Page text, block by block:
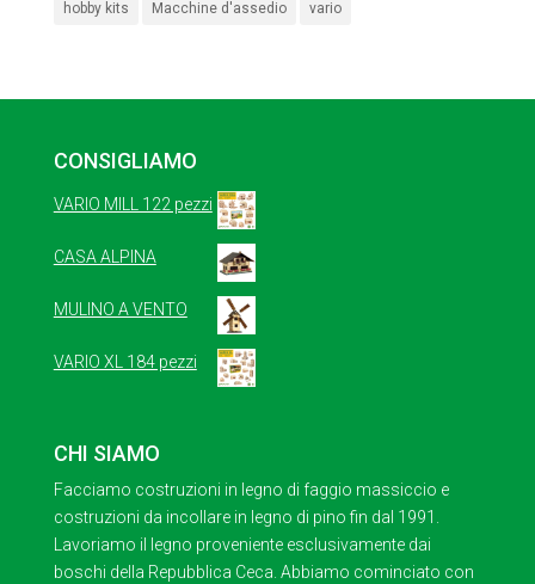
hobby kits Macchine d'assedio vario
CONSIGLIAMO
VARIO MILL 122 pezzi
CASA ALPINA
MULINO A VENTO
VARIO XL 184 pezzi
CHI SIAMO
Facciamo costruzioni in legno di faggio massiccio e
costruzioni da incollare in legno di pino fin dal 1991.
Lavoriamo il legno proveniente esclusivamente dai
boschi della Repubblica Ceca. Abbiamo cominciato con